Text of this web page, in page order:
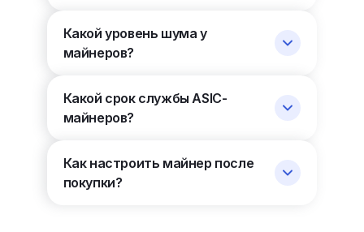
Какой уровень шума у
майнеров?
Какой срок службы ASIC-
майнеров?
Как настроить майнер после
покупки?